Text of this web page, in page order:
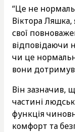
“Це не
Віктора
свої
відповідаючи
чи це
вони
Він зазначив,
частині
функція
комфорт та